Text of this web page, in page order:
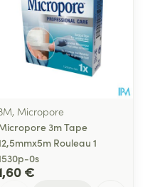
Micropore
3m Tape
Rouleau 1
0s
€